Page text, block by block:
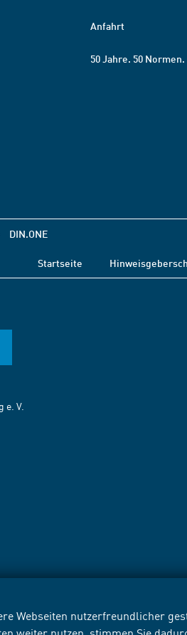
Webseiten nutzerfreundlicher
Anfahrt
50 Jahre. 50 Normen.
DIN.ONE
Startseite
e. V.